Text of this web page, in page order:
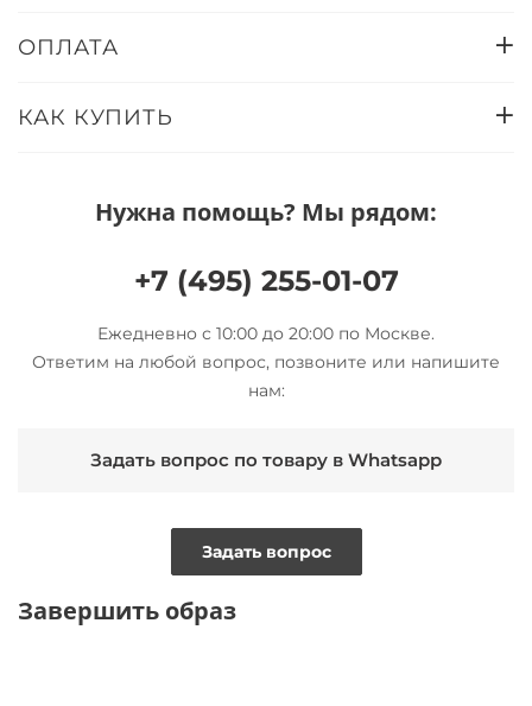
ОПЛАТА
КАК КУПИТЬ
Нужна помощь? Мы рядом:
+7 (495) 255-01-07
Ежедневно с 10:00 до 20:00 по Москве.
Ответим на любой вопрос, позвоните или напишите
нам:
Задать вопрос по товару в Whatsapp
Задать вопрос
Завершить образ